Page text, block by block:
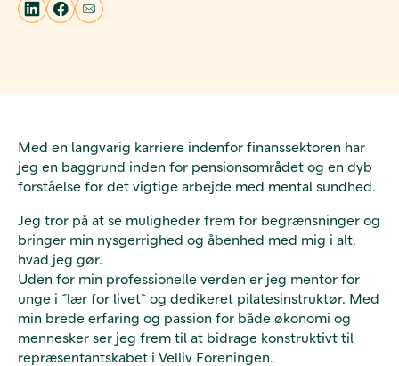
Med en langvarig karriere indenfor finanssektoren har
jeg en baggrund inden for pensionsområdet og en dyb
forståelse for det vigtige arbejde med mental sundhed.
Jeg tror på at se muligheder frem for begrænsninger og
bringer min nysgerrighed og åbenhed med mig i alt,
hvad jeg gør.
Uden for min professionelle verden er jeg mentor for
unge i ´lær for livet` og dedikeret pilatesinstruktør. Med
min brede erfaring og passion for både økonomi og
mennesker ser jeg frem til at bidrage konstruktivt til
repræsentantskabet i Velliv Foreningen.